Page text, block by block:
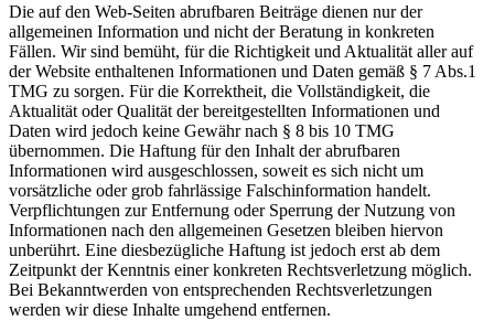
Die auf den Web-Seiten abrufbaren Beiträge dienen nur der
allgemeinen Information und nicht der Beratung in konkreten
Fällen. Wir sind bemüht, für die Richtigkeit und Aktualität aller auf
der Website enthaltenen Informationen und Daten gemäß § 7 Abs.1
TMG zu sorgen. Für die Korrektheit, die Vollständigkeit, die
Aktualität oder Qualität der bereitgestellten Informationen und
Daten wird jedoch keine Gewähr nach § 8 bis 10 TMG
übernommen. Die Haftung für den Inhalt der abrufbaren
Informationen wird ausgeschlossen, soweit es sich nicht um
vorsätzliche oder grob fahrlässige Falschinformation handelt.
Verpflichtungen zur Entfernung oder Sperrung der Nutzung von
Informationen nach den allgemeinen Gesetzen bleiben hiervon
unberührt. Eine diesbezügliche Haftung ist jedoch erst ab dem
Zeitpunkt der Kenntnis einer konkreten Rechtsverletzung möglich.
Bei Bekanntwerden von entsprechenden Rechtsverletzungen
werden wir diese Inhalte umgehend entfernen.